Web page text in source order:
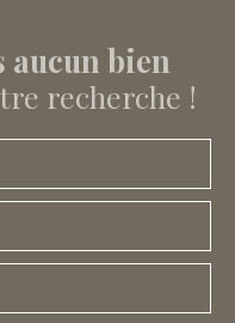
aucun bien
recherche !